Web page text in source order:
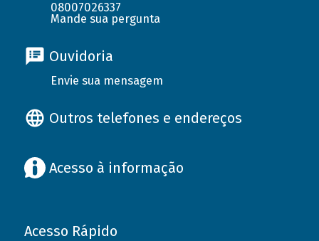
08007026337
Mande sua pergunta
Ouvidoria
Envie sua mensagem
Outros telefones e endereços
Acesso à informação
Acesso Rápido